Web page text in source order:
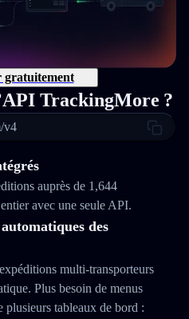
gratuitement
TrackingMore ?
v4
auprès de 1,644
avec une seule API.
des
multi‑transporteurs
Plus besoin de menus
plusieurs tableaux de bord :